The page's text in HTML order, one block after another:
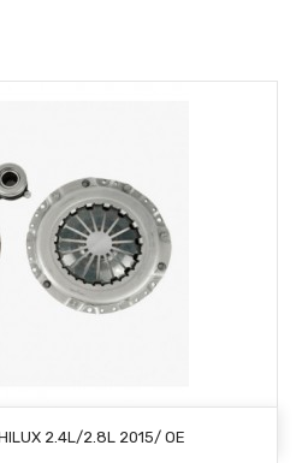
AL CARRITO
HILUX 2.4L/2.8L 2015/ OE